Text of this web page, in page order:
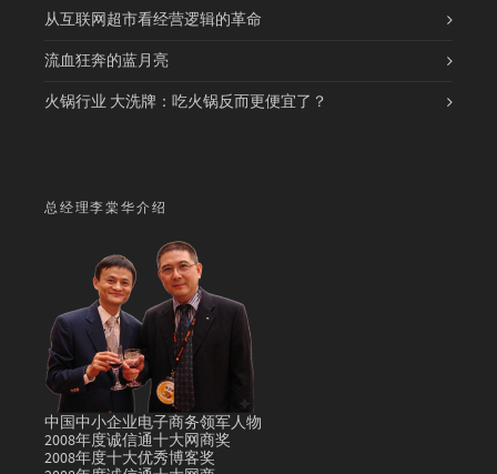
从互联网超市看经营逻辑的革命
流血狂奔的蓝月亮
火锅行业 大洗牌：吃火锅反而更便宜了？
总经理李棠华介绍
中国中小企业电子商务领军人物
2008年度诚信通十大网商奖
2008年度十大优秀博客奖